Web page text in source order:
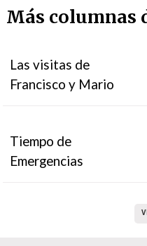
Más columnas
Las visitas de
Francisco y Mario
Tiempo de
Emergencias